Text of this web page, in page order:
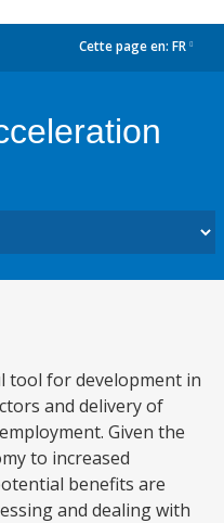
Cette page en: FR
tool for development in
and delivery of
Given the
to increased
benefits are
and dealing with